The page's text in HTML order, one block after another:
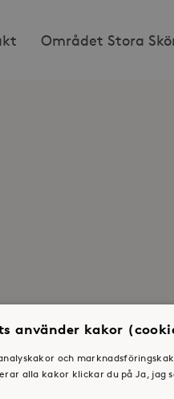
Området Stora
använder kakor
och
alla kakor klickar du på Ja, jag